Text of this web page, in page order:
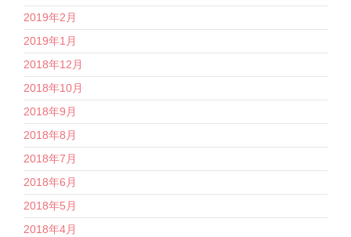
2019年2月
2019年1月
2018年12月
2018年10月
2018年9月
2018年8月
2018年7月
2018年6月
2018年5月
2018年4月